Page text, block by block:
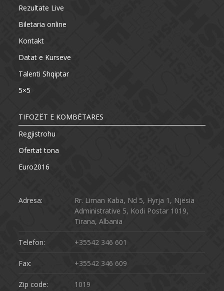
Rezultate Live
Biletaria online
Kontakt
Datat e Kurseve
Talenti Shqiptar
5×5
TIFOZËT E KOMBËTARES
Regjistrohu
Ofertat tona
Euro2016
Adresa:
Rr. Liman Kaba, Nd 5, Hyrja 1, Njësia
Administrative 5, Kodi Postar 1019,
Tirana, Albania
Telefon: +35542 346 601
Fax: +35542 346 609
Zip code: 1019